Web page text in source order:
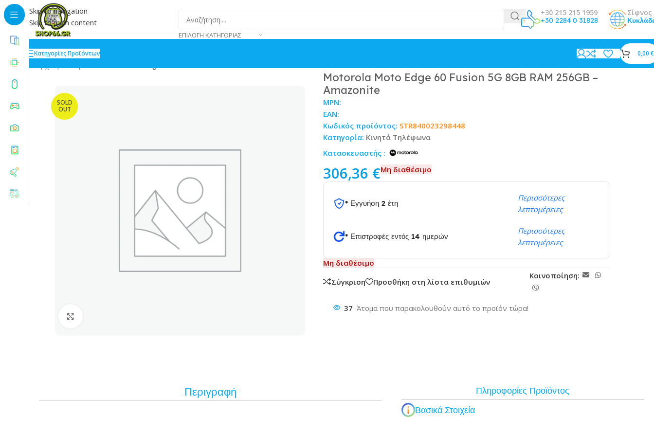
Skip to navigation
Skip to main content
ΕΠΙΛΟΓΉ ΚΑΤΗΓΟΡΊΑΣ
+30 215 215 1959
+30 2284 0 31828
Σίφνος
Κατηγορίες Προϊόντων 0,00 €
SOLD
OUT
Motorola Moto Edge 60 Fusion 5G 8GB RAM 256GB –
Amazonite
Κατασκευαστής :
MPN:
EAN:
Κωδικός προϊόντος: STR840023298448
Κατηγορία: Κινητά Τηλέφωνα
306,36 €Μη διαθέσιμο
* Εγγυήση 2 έτη
Περισσότερες
λεπτομέρειες
* Επιστροφές εντός 14 ημερών
Περισσότερες
λεπτομέρειες
Μη διαθέσιμο
Σύγκριση
Προσθήκη στη λίστα επιθυμιών
Κοινοποίηση:
37 Άτομα που παρακολουθούν αυτό το προϊόν τώρα!
Περιγραφή
Πληροφορίες Προϊόντος
Βασικά Στοιχεία